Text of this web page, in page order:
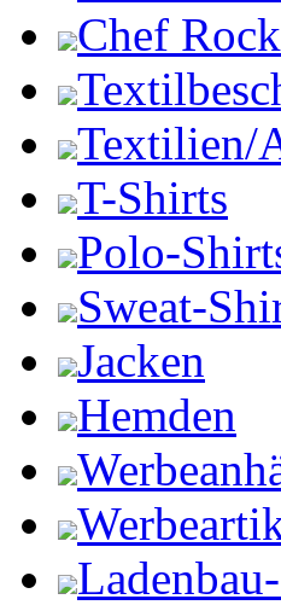
Chef
Textilien/
T-Shirts
Polo-
Sweat-
Jacken
Hemden